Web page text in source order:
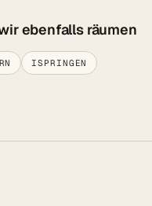
ebenfalls räumen
ISPRINGEN